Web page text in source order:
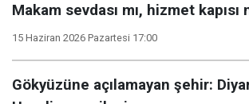
Makam sevdası mı, hizmet kapısı
15 Haziran 2026 Pazartesi 17:00
Gökyüzüne açılamayan şehir: